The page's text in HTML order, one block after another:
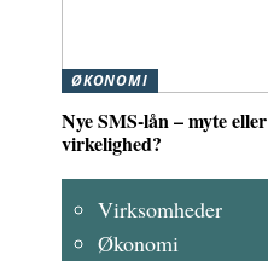
ØKONOMI
Nye SMS-lån – myte eller
virkelighed?
Virksomheder
Økonomi